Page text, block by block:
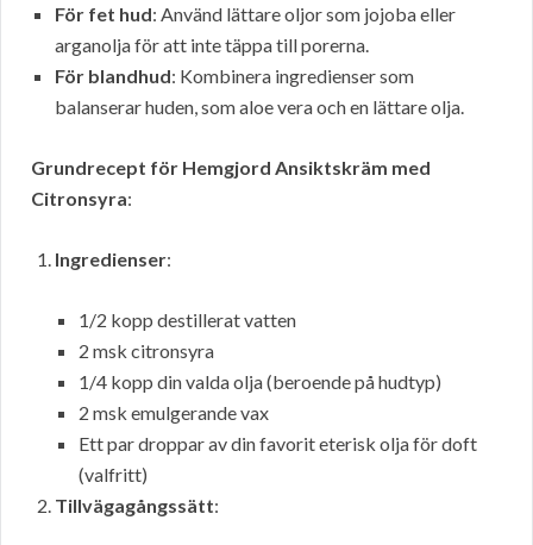
För fet hud: Använd lättare oljor som jojoba eller
arganolja för att inte täppa till porerna.
För blandhud: Kombinera ingredienser som
balanserar huden, som aloe vera och en lättare olja.
Grundrecept för Hemgjord Ansiktskräm med
Citronsyra:
Ingredienser:
1/2 kopp destillerat vatten
2 msk citronsyra
1/4 kopp din valda olja (beroende på hudtyp)
2 msk emulgerande vax
Ett par droppar av din favorit eterisk olja för doft
(valfritt)
Tillvägagångssätt: